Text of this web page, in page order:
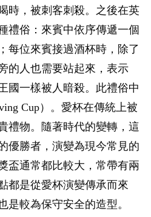
時，被刺客刺殺。之後在英
禮俗：來賓中依序傳遞一個
每位來賓接過酒杯時，除了
的人也需要站起來，表示
國一樣被人暗殺。此禮俗中
Cup）。愛杯在傳統上被
禮物。隨著時代的變轉，這
優勝者，演變為現今常見的
盃通常都比較大，常帶有兩
都是從愛杯演變傳承而來
是較為保守安全的造型。